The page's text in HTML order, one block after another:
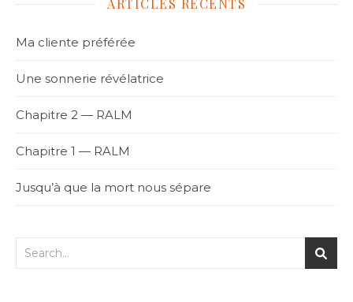
ARTICLES RÉCENTS
Ma cliente préférée
Une sonnerie révélatrice
Chapitre 2 — RALM
Chapitre 1 — RALM
Jusqu’à que la mort nous sépare